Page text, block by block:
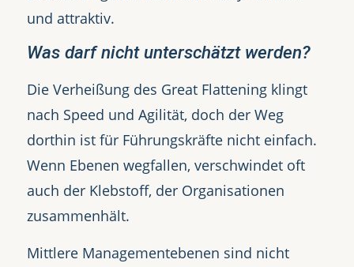
und attraktiv.
Was darf nicht unterschätzt werden?
Die Verheißung des Great Flattening klingt
nach Speed und Agilität, doch der Weg
dorthin ist für Führungskräfte nicht einfach.
Wenn Ebenen wegfallen, verschwindet oft
auch der Klebstoff, der Organisationen
zusammenhält.
Mittlere Managementebenen sind nicht